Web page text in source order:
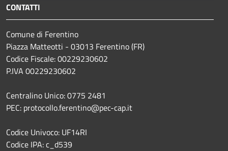
CONTATTI
Comune di Ferentino
Piazza Matteotti - 03013 Ferentino (FR)
Codice Fiscale: 00229230602
P.IVA 00229230602
Centralino Unico: 0775 2481
PEC: protocollo.ferentino@pec-cap.it
Codice Univoco: UF14RI
Codice IPA: c_d539